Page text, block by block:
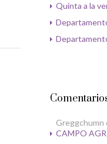
Quinta a la
Greggchumn
CAMPO